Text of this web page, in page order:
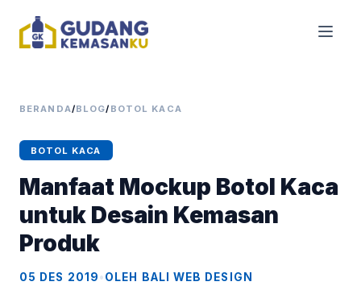
BERANDA/BLOG/ BOTOL KACA
BOTOL KACA
Manfaat Mockup Botol Kaca
untuk Desain Kemasan
Produk
05 DES 2019•OLEH BALI WEB DESIGN